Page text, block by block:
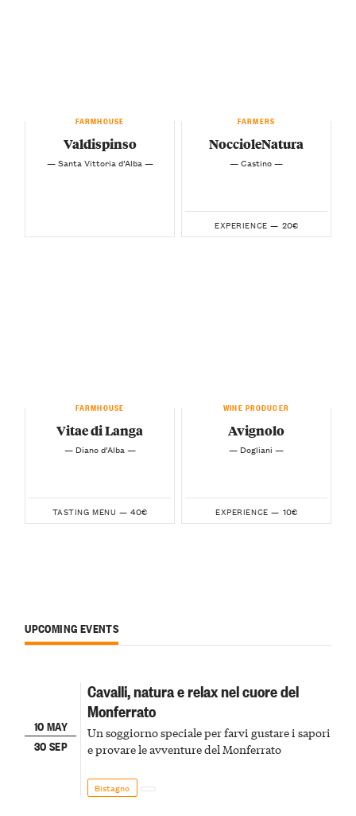
FARMHOUSE
Valdispinso
— Santa Vittoria d’Alba —
FARMERS
NoccioleNatura
— Castino —
EXPERIENCE — 20€
FARMHOUSE
Vitae di Langa
— Diano d’Alba —
TASTING MENU — 40€
WINE PRODUCER
Avignolo
— Dogliani —
EXPERIENCE — 10€
UPCOMING EVENTS
10 MAY
30 SEP
Cavalli, natura e relax nel cuore del
Monferrato
Un soggiorno speciale per farvi gustare i sapori
e provare le avventure del Monferrato
Bistagno